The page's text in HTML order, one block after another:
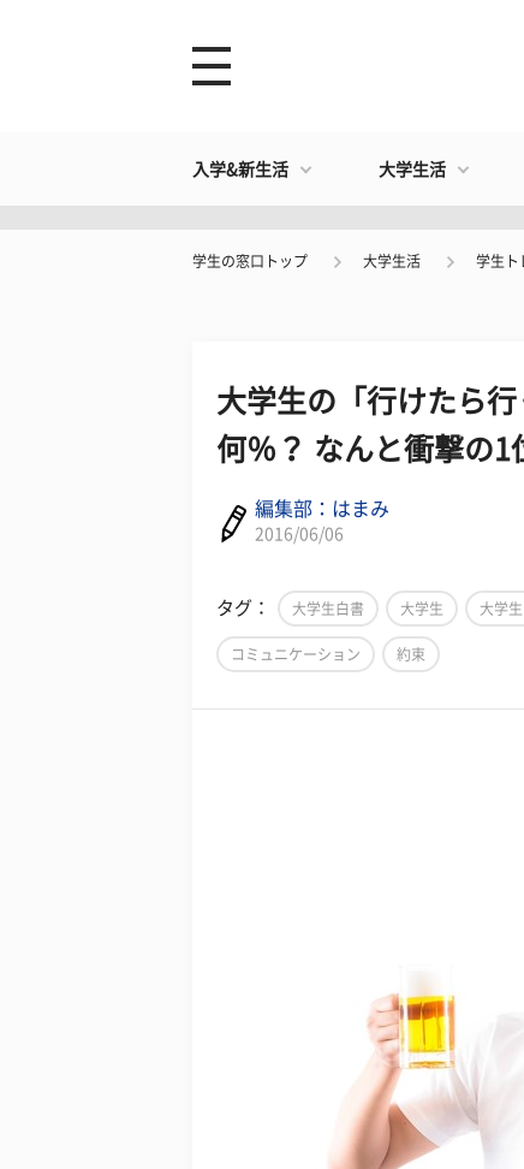
入学&新生活 大学生活
学生の窓口トップ 大学生活 学生ト
大学生の「行けたら
何％？ なんと衝撃の
編集部：はまみ
2016/06/06
タグ： 大学生白書 大学生 大学
コミュニケーション 約束